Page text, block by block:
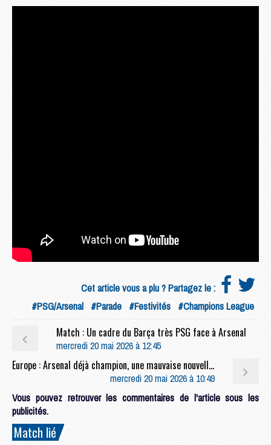
Cet article vous a plu ? Partagez le :
#PSG/Arsenal #Parade #Festivités #Champions League
Match : Un cadre du Barça très PSG face à Arsenal
mercredi 20 mai 2026 à 12:45
Europe : Arsenal déjà champion, une mauvaise nouvelle pour le PSG ?
mercredi 20 mai 2026 à 10:49
Vous pouvez retrouver les commentaires de l'article sous les
publicités.
Match lié